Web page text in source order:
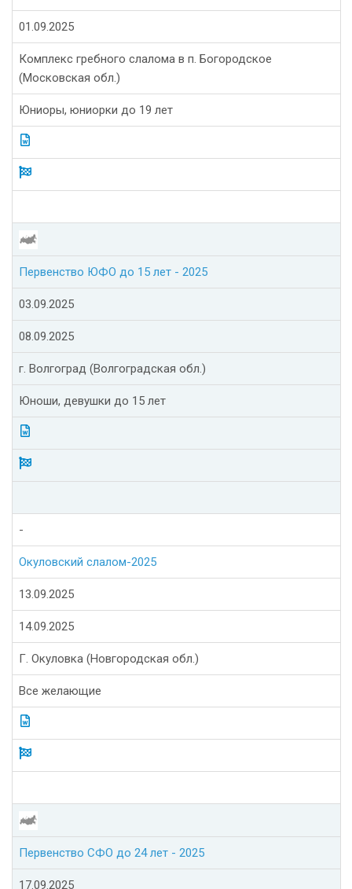
01.09.2025
Комплекс гребного слалома в п. Богородское
(Московская обл.)
Юниоры, юниорки до 19 лет
Первенство ЮФО до 15 лет - 2025
03.09.2025
08.09.2025
г. Волгоград (Волгоградская обл.)
Юноши, девушки до 15 лет
-
Окуловский слалом-2025
13.09.2025
14.09.2025
Г. Окуловка (Новгородская обл.)
Все желающие
Первенство СФО до 24 лет - 2025
17.09.2025